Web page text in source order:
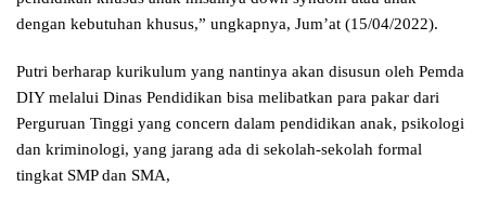
dengan kebutuhan khusus,” ungkapnya, Jum’at (15/04/2022).
Putri berharap kurikulum yang nantinya akan disusun oleh Pemda
DIY melalui Dinas Pendidikan bisa melibatkan para pakar dari
Perguruan Tinggi yang concern dalam pendidikan anak, psikologi
dan kriminologi, yang jarang ada di sekolah-sekolah formal
tingkat SMP dan SMA,